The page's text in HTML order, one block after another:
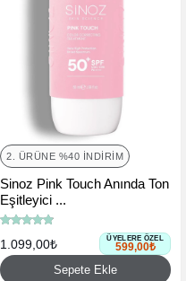
2. ÜRÜNE %40 İNDIRIM
Sinoz Pink Touch Anında Ton
Eşitleyici ...
1.099,00₺ ÜYELERE ÖZEL
599,00₺
Sepete Ekle